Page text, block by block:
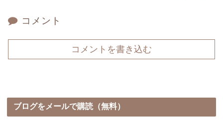
コメント
コメントを書き込む
ブログをメールで購読（無料）